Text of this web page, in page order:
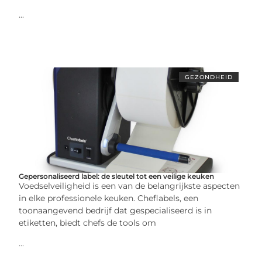
...
GEZONDHEID
Gepersonaliseerd label: de sleutel tot een veilige keuken
Voedselveiligheid is een van de belangrijkste aspecten
in elke professionele keuken. Cheflabels, een
toonaangevend bedrijf dat gespecialiseerd is in
etiketten, biedt chefs de tools om
...